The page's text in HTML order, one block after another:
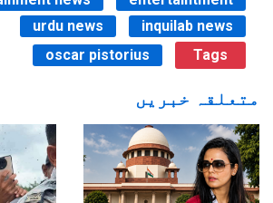
urdu news
inquilab news
oscar pistorius
Tags
متعلقہ خبریں